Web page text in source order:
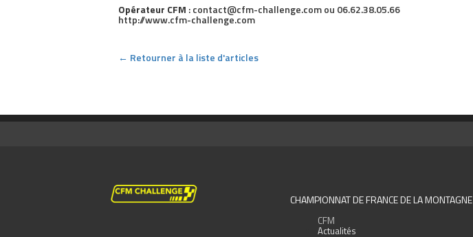
Opérateur CFM : contact@cfm-challenge.com ou 06.62.38.05.66
http://www.cfm-challenge.com
← Retourner à la liste d'articles
CHAMPIONNAT DE FRANCE DE LA MONTAGNE
CFM
Actualités